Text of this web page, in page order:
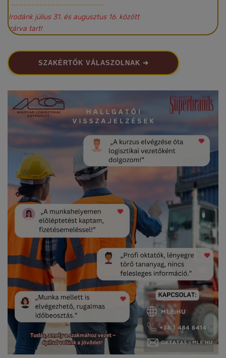
~~~~~~~~~~~~~~~~~~~~~~~
Irodánk július 31. és augusztus 16. között
zárva tart!
SZAKÉRTŐK VÁLASZOLNAK ➔